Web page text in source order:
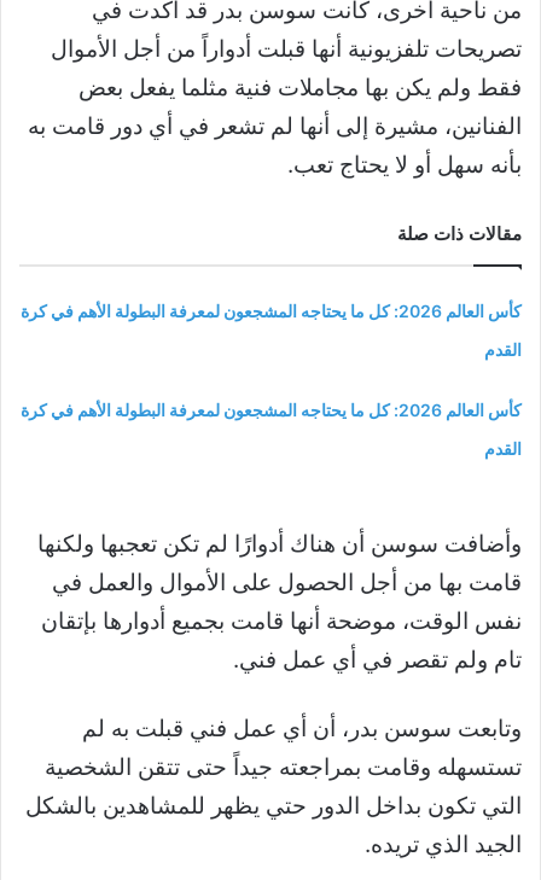
من ناحية أخرى، كانت سوسن بدر قد أكدت في
تصريحات تلفزيونية أنها قبلت أدواراً من أجل الأموال
فقط ولم يكن بها مجاملات فنية مثلما يفعل بعض
الفنانين، مشيرة إلى أنها لم تشعر في أي دور قامت به
بأنه سهل أو لا يحتاج تعب.
مقالات ذات صلة
كأس العالم 2026: كل ما يحتاجه المشجعون لمعرفة البطولة الأهم في كرة
القدم
كأس العالم 2026: كل ما يحتاجه المشجعون لمعرفة البطولة الأهم في كرة
القدم
وأضافت سوسن أن هناك أدوارًا لم تكن تعجبها ولكنها
قامت بها من أجل الحصول على الأموال والعمل في
نفس الوقت، موضحة أنها قامت بجميع أدوارها بإتقان
تام ولم تقصر في أي عمل فني.
وتابعت سوسن بدر، أن أي عمل فني قبلت به لم
تستسهله وقامت بمراجعته جيداً حتى تتقن الشخصية
التي تكون بداخل الدور حتي يظهر للمشاهدين بالشكل
الجيد الذي تريده.